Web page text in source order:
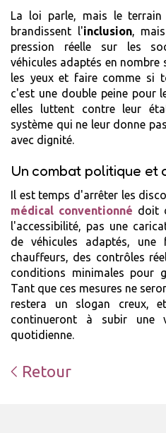
La loi parle, mais le
brandissent l'inclusion,
pression réelle sur les
véhicules adaptés en
les yeux et faire comme si
c'est une double peine pour
elles luttent contre leur
système qui ne leur donne
avec dignité.
Un combat politique et
Il est temps d'arrêter les
médical conventionné doit
l'accessibilité, pas une
de véhicules adaptés,
chauffeurs, des contrôles
conditions minimales pour
Tant que ces mesures ne
restera un slogan creux,
continueront à subir une
quotidienne.
Retour